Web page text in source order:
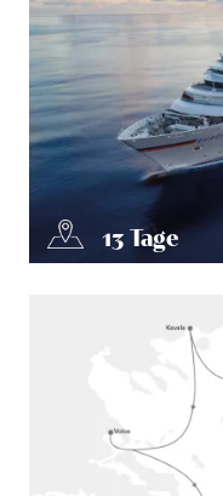
13Tage